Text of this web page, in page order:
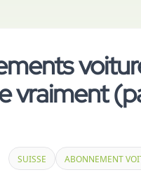
vraiment
SUISSE ABONNEMENT